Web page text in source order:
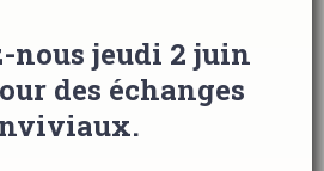
nous jeudi 2 juin
des échanges